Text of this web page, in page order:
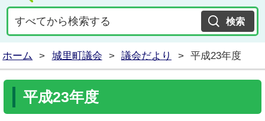
ホーム > 城里町議会 > 議会だより > 平成23年度
平成23年度